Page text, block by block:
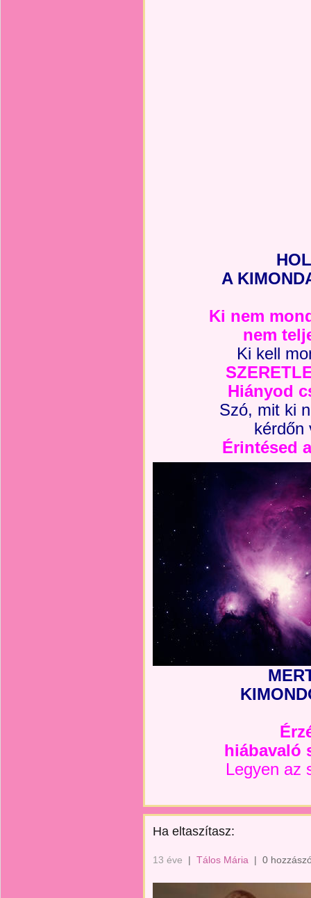
A
Ki nem
nem
Ki kell
Hiányod
Szó, mit ki
kérdőn
Érintésed
hiábavaló
Legyen az
Ha eltaszítasz:
13 éve | Tálos Mária | 0